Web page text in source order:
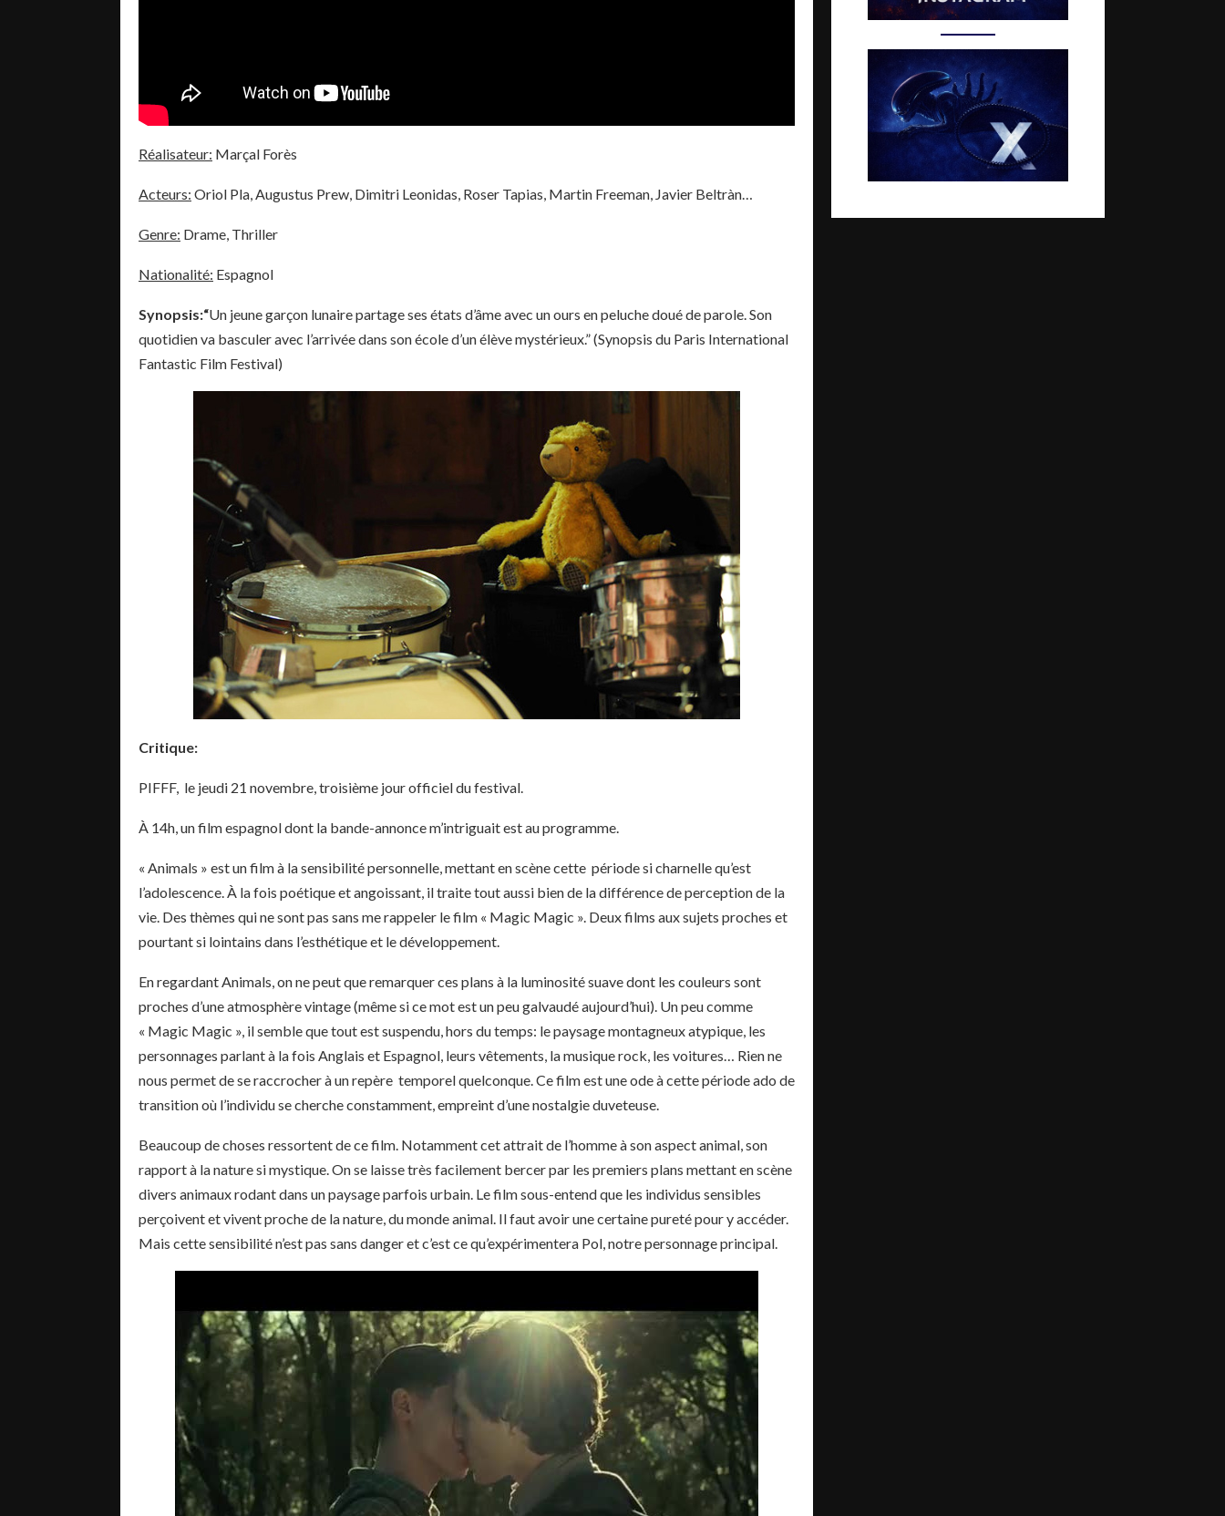
Réalisateur: Marçal Forès
Acteurs: Oriol Pla, Augustus Prew, Dimitri Leonidas, Roser Tapias, Martin Freeman, Javier Beltràn…
Genre: Drame, Thriller
Nationalité: Espagnol
Synopsis:“Un jeune garçon lunaire partage ses états d’âme avec un ours en peluche doué de parole. Son
quotidien va basculer avec l’arrivée dans son école d’un élève mystérieux.” (Synopsis du Paris International
Fantastic Film Festival)
Critique:
PIFFF, le jeudi 21 novembre, troisième jour officiel du festival.
À 14h, un film espagnol dont la bande-annonce m’intriguait est au programme.
« Animals » est un film à la sensibilité personnelle, mettant en scène cette période si charnelle qu’est
l’adolescence. À la fois poétique et angoissant, il traite tout aussi bien de la différence de perception de la
vie. Des thèmes qui ne sont pas sans me rappeler le film « Magic Magic ». Deux films aux sujets proches et
pourtant si lointains dans l’esthétique et le développement.
En regardant Animals, on ne peut que remarquer ces plans à la luminosité suave dont les couleurs sont
proches d’une atmosphère vintage (même si ce mot est un peu galvaudé aujourd’hui). Un peu comme
« Magic Magic », il semble que tout est suspendu, hors du temps: le paysage montagneux atypique, les
personnages parlant à la fois Anglais et Espagnol, leurs vêtements, la musique rock, les voitures… Rien ne
nous permet de se raccrocher à un repère temporel quelconque. Ce film est une ode à cette période ado de
transition où l’individu se cherche constamment, empreint d’une nostalgie duveteuse.
Beaucoup de choses ressortent de ce film. Notamment cet attrait de l’homme à son aspect animal, son
rapport à la nature si mystique. On se laisse très facilement bercer par les premiers plans mettant en scène
divers animaux rodant dans un paysage parfois urbain. Le film sous-entend que les individus sensibles
perçoivent et vivent proche de la nature, du monde animal. Il faut avoir une certaine pureté pour y accéder.
Mais cette sensibilité n’est pas sans danger et c’est ce qu’expérimentera Pol, notre personnage principal.